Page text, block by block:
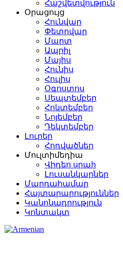
Հաշվետվություն
Օրացույց
Հունվար
Փետրվար
Մարտ
Ապրիլ
Մայիս
Հունիս
Հուլիս
Օգոստոս
Սեպտեմբեր
Հոկտեմբեր
Նոյեմբեր
Դեկտեմբեր
Լուրեր
Հոդվածներ
Մուլտիմեդիա
Վիդեո սրահ
Լուսանկարներ
Մարդահամար
Հայտարարություններ
Կանոնադրություն
Կոնտակտ